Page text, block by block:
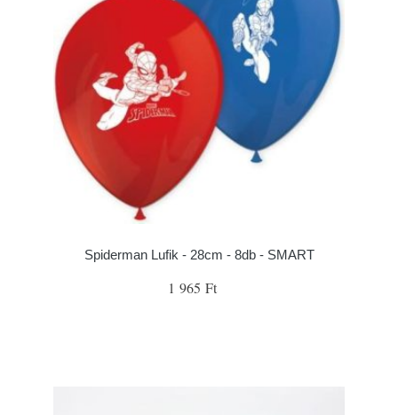
Spiderman Lufik - 28cm - 8db - SMART
1 965 Ft